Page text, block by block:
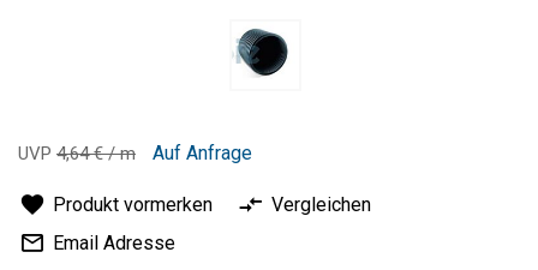
der
Bildergalerie
springen
UVP 4,64 € / m Auf Anfrage
Produkt vormerken
Vergleichen
Email Adresse